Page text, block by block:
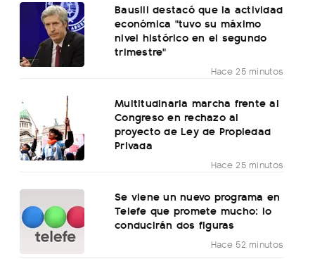
Bausili destacó que la actividad
económica "tuvo su máximo
nivel histórico en el segundo
trimestre"
Hace 25 minutos
Multitudinaria marcha frente al
Congreso en rechazo al
proyecto de Ley de Propiedad
Privada
Hace 25 minutos
Se viene un nuevo programa en
Telefe que promete mucho: lo
conducirán dos figuras
Hace 52 minutos